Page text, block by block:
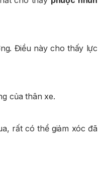
Điều này cho thấy lực
của thân xe.
rất có thể giảm xóc đã